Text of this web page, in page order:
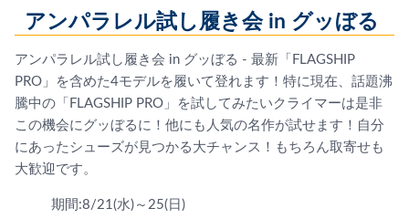
アンパラレル試し履き会 in グッぼる
アンパラレル試し履き会 in グッぼる - 最新「FLAGSHIP
PRO」を含めた4モデルを履いて登れます！特に現在、話題沸
騰中の「FLAGSHIP PRO」を試してみたいクライマーは是非
この機会にグッぼるに！他にも人気の名作が試せます！自分
にあったシューズが見つかる大チャンス！もちろん取寄せも
大歓迎です。
期間:8/21(水)～25(日)